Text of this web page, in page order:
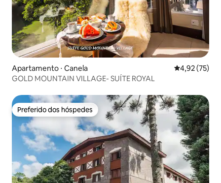
Apartamento ⋅ Canela 4,92 de uma
4,92 (75)
GOLD MOUNTAIN VILLAGE- SUÍTE ROYAL
Preferido dos hóspedes
Preferido dos hóspedes